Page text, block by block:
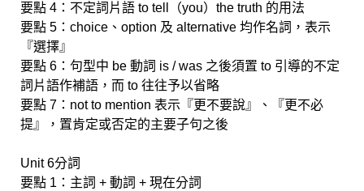
要點 4：不定詞片語 to tell（you）the truth 的用法
要點 5：choice、option 及 alternative 均作名詞，表示
『選擇』
要點 6：句型中 be 動詞 is / was 之後須置 to 引導的不定
詞片語作補語，而 to 往往予以省略
要點 7：not to mention 表示『更不要說』、『更不必
提』，置肯定或否定的主要子句之後
Unit 6分詞
要點 1：主詞 + 動詞 + 現在分詞